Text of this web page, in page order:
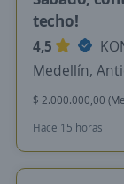
techo!
4,5
Medellín,
$ 2.000.000,00
Hace 15 horas